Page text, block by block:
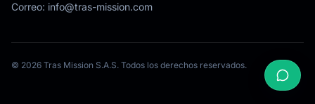
Correo: info@tras-mission.com
© 2026 Tras Mission S.A.S. Todos los derechos reservados.